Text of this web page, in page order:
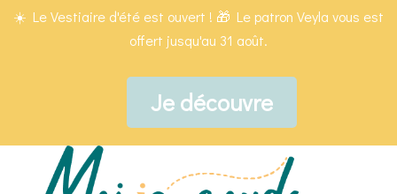
☀️ Le Vestiaire d'été est ouvert ! 🎁 Le patron Veyla vous est
offert jusqu'au 31 août.
Je découvre